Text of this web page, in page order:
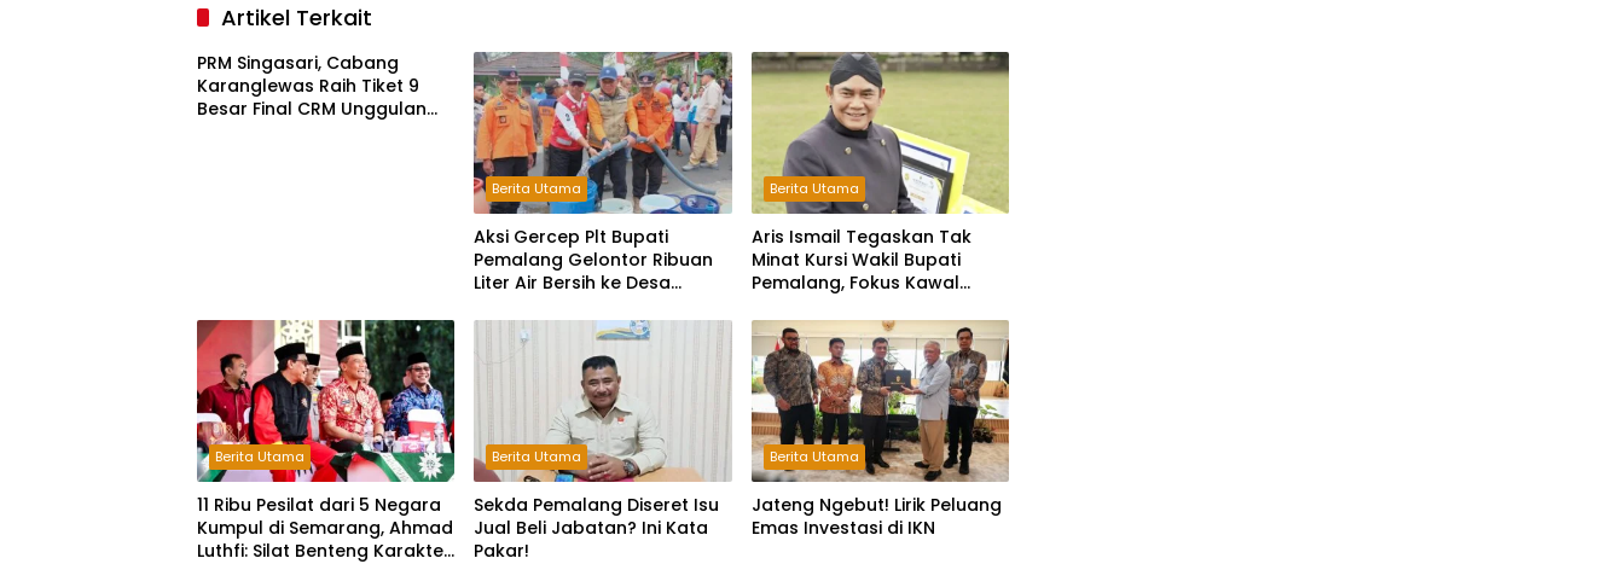
Artikel Terkait
PRM Singasari, Cabang
Karanglewas Raih Tiket 9
Besar Final CRM Unggulan
Berita Utama
Aksi Gercep Plt Bupati
Pemalang Gelontor Ribuan
Liter Air Bersih ke Desa
Berita Utama
Aris Ismail Tegaskan Tak
Minat Kursi Wakil Bupati
Pemalang, Fokus Kawal
Berita Utama
11 Ribu Pesilat dari 5 Negara
Kumpul di Semarang, Ahmad
Luthfi: Silat Benteng Karakter
Berita Utama
Sekda Pemalang Diseret Isu
Jual Beli Jabatan? Ini Kata
Pakar!
Berita Utama
Jateng Ngebut! Lirik Peluang
Emas Investasi di IKN